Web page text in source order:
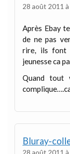
28 août 2011
Après Ebay
de ne pas
rire, ils font
jeunesse ca
Quand tout
Bluray-
28 août 2011